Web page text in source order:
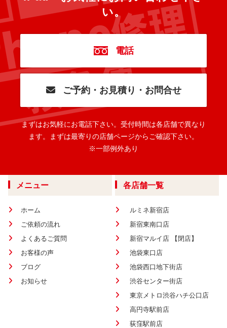
い。
電話
ご予約・お見積り・お問合せ
まずはお気軽にお電話下さい。 受付時間は各店舗で異なり
ます。
まずは最寄りの店舗ページからご確認下さい。
※一部例外あり
メニュー
ホーム
ご依頼の流れ
よくあるご質問
お客様の声
ブログ
お知らせ
各店舗一覧
ルミネ新宿店
新宿東南口店
新宿マルイ店 【閉店】
池袋東口店
池袋西口地下街店
渋谷センター街店
東京メトロ渋谷ハチ公口店
高円寺駅前店
荻窪駅前店